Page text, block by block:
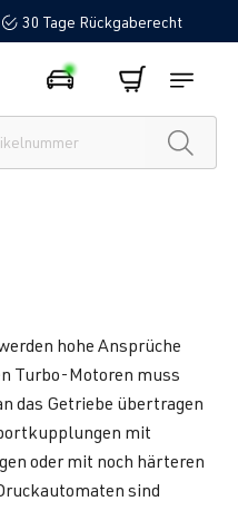
30 Tage Rückgaberecht
hohe Ansprüche
Turbo-Motoren muss
das Getriebe übertragen
mit
oder mit noch härteren
sind